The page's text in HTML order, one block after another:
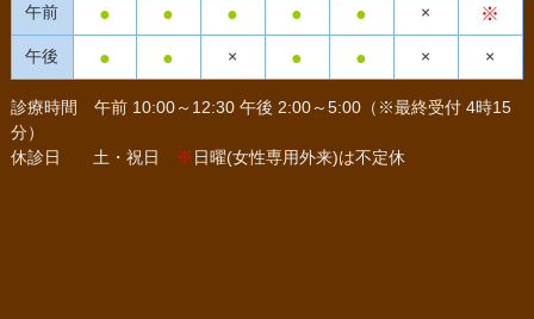
午前 ● ● ● ● ● × ※
午後 ● ● × ● ● × ×
診療時間
午前 10:00～12:30 午後 2:00～5:00（※最終受付 4時15
分）
休診日
土・祝日 ※ 日曜(女性専用外来)は不定休